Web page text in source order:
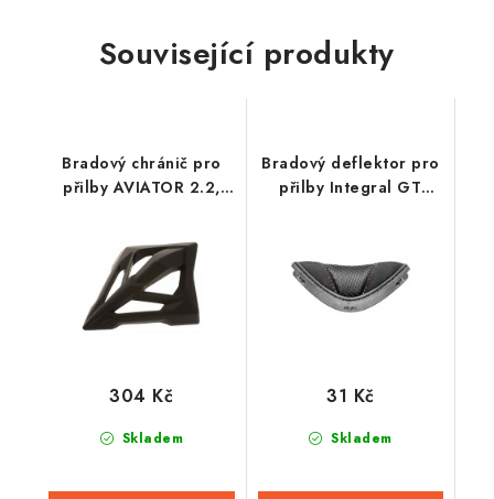
Související produkty
Bradový chránič pro
přilby AVIATOR 2.2,
Skladem
304 Kč
Bradový deflektor pro
přilby Integral GT
Skladem
31 Kč